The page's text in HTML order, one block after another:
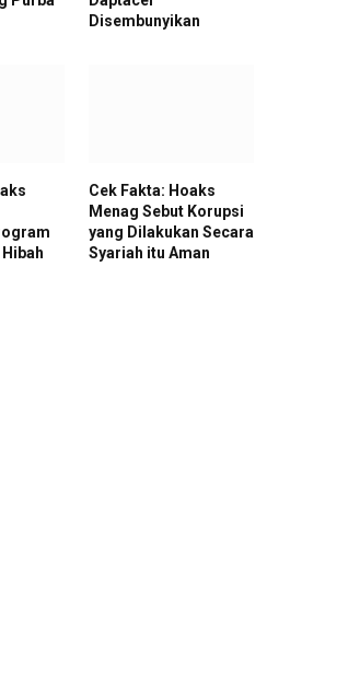
Disembunyikan
Cek Fakta: Hoaks
Menag Sebut Korupsi
yang Dilakukan Secara
Syariah itu Aman